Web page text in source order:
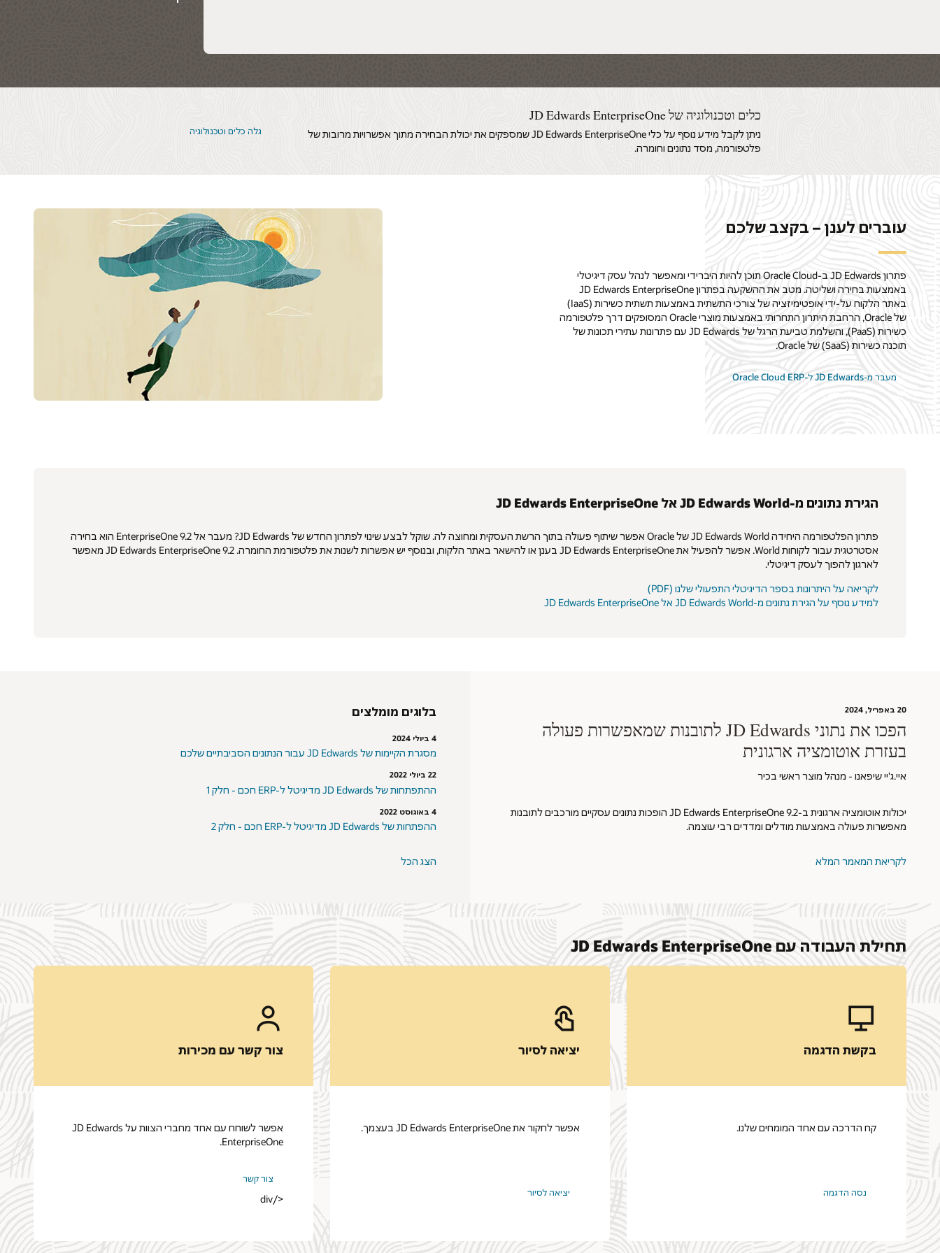
כלים וטכנולוגיה של JD Edwards EnterpriseOne
ניתן לקבל מידע נוסף על כלי JD Edwards EnterpriseOne שמספקים את יכולת הבחירה מתוך אפשרויות מרובות של
פלטפורמה, מסד נתונים וחומרה.
גלה כלים וטכנולוגיה
עוברים לענן – בקצב שלכם
פתרון JD Edwards ב-Oracle Cloud תוכן להיות היברידי ומאפשר לנהל עסק דיגיטלי
באמצעות בחירה ושליטה. מטב את ההשקעה בפתרון JD Edwards EnterpriseOne
באתר הלקוח על-ידי אופטימיזציה של צורכי התשתית באמצעות תשתית כשירות (IaaS)
של Oracle, הרחבת היתרון התחרותי באמצעות מוצרי Oracle המסופקים דרך פלטפורמה
כשירות (PaaS), והשלמת טביעת הרגל של JD Edwards עם פתרונות עתירי תכונות של
תוכנה כשירות (SaaS) של Oracle.
מעבר מ-JD Edwards ל-Oracle Cloud ERP
הגירת נתונים מ-JD Edwards World אל JD Edwards EnterpriseOne
פתרון הפלטפורמה היחידה JD Edwards World של Oracle אפשר שיתוף פעולה בתוך הרשת העסקית ומחוצה לה. שוקל לבצע שינוי לפתרון החדש של JD Edwards? מעבר אל EnterpriseOne 9.2 הוא בחירה
אסטרטגית עבור לקוחות World. אפשר להפעיל את JD Edwards EnterpriseOne בענן או להישאר באתר הלקוח, ובנוסף יש אפשרות לשנות את פלטפורמת החומרה. JD Edwards EnterpriseOne 9.2 מאפשר
לארגון להפוך לעסק דיגיטלי.
לקריאה על היתרונות בספר הדיגיטלי התפעולי שלנו (PDF)
למידע נוסף על הגירת נתונים מ-JD Edwards World אל JD Edwards EnterpriseOne
20 באפריל, 2024
הפכו את נתוני JD Edwards לתובנות שמאפשרות פעולה
בעזרת אוטומציה ארגונית
איי.ג'יי שיפאנו - מנהל מוצר ראשי בכיר
יכולות אוטומציה ארגונית ב-JD Edwards EnterpriseOne 9.2 הופכות נתונים עסקיים מורכבים לתובנות
מאפשרות פעולה באמצעות מודלים ומדדים רבי עוצמה.
לקריאת המאמר המלא
בלוגים מומלצים
4 ביולי 2024
מסגרת הקיימות של JD Edwards עבור הנתונים הסביבתיים שלכם
22 ביולי 2022
ההתפתחות של JD Edwards מדיגיטל ל-ERP חכם - חלק 1
4 באוגוסט 2022
ההפתחות של JD Edwards מדיגיטל ל-ERP חכם - חלק 2
הצג הכל
תחילת העבודה עם JD Edwards EnterpriseOne
בקשת הדגמה
קח הדרכה עם אחד המומחים שלנו.
נסה הדגמה
יציאה לסיור
אפשר לחקור את JD Edwards EnterpriseOne בעצמך.
יציאה לסיור
צור קשר עם מכירות
אפשר לשוחח עם אחד מחברי הצוות על JD Edwards
EnterpriseOne.
צור קשר
</div